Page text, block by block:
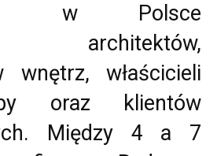
w Polsce
architektów,
wnętrz, właścicieli
oraz klientów
Między 4 a 7